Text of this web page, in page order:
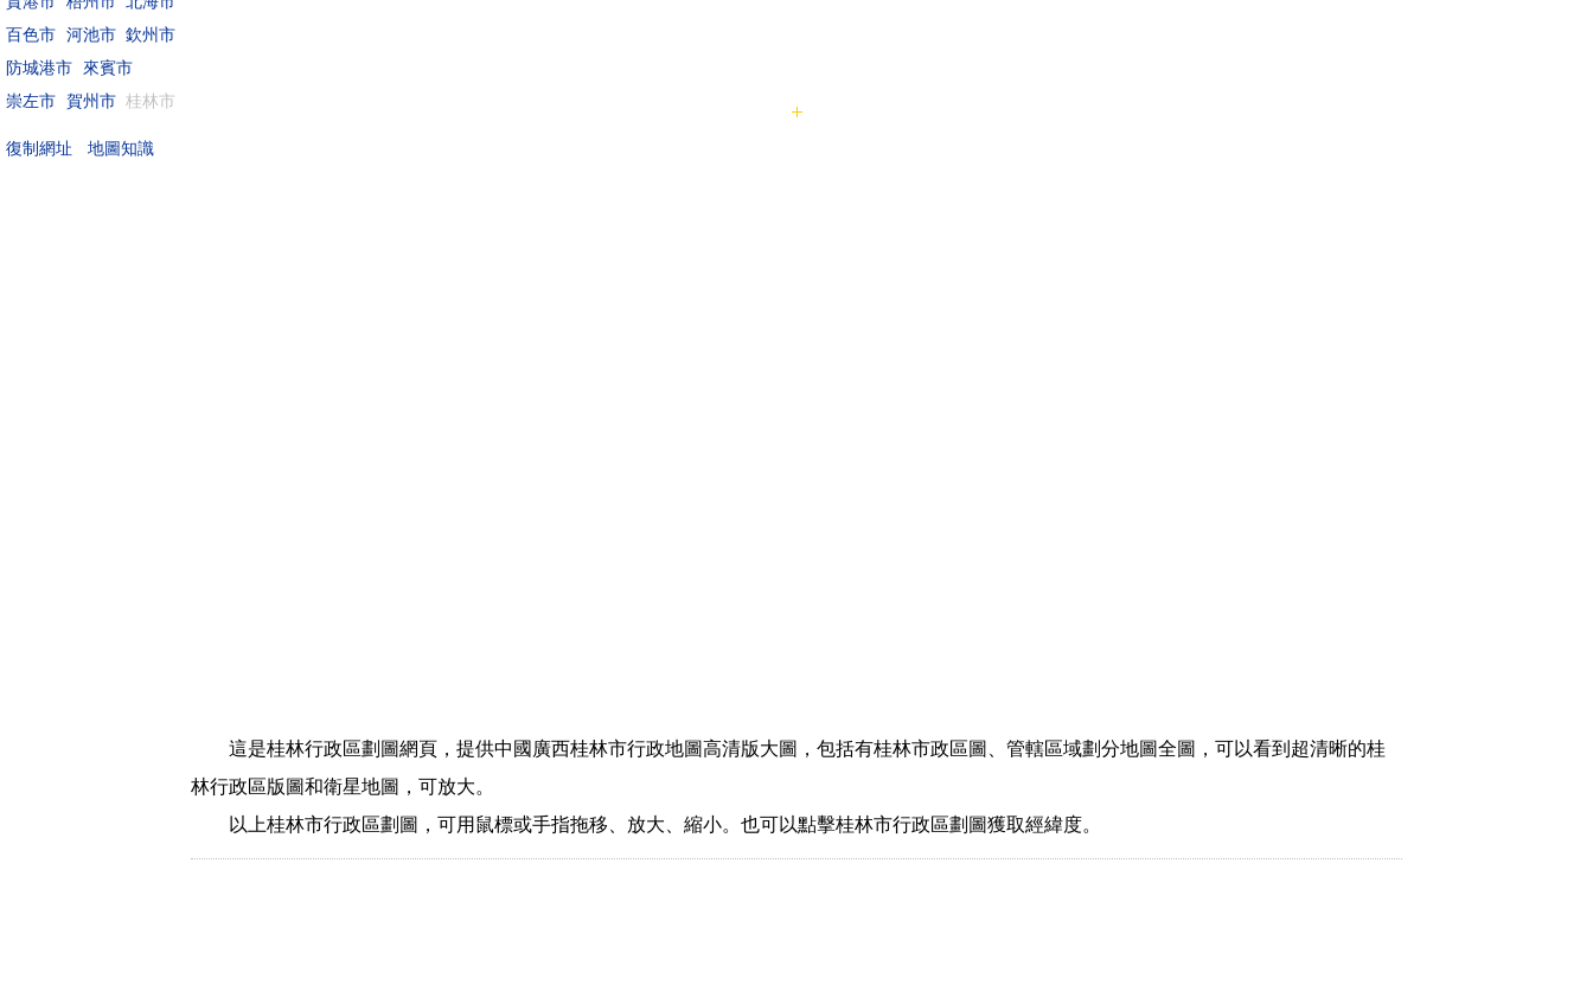
百色市 河池市 欽州市
防城港市 來賓市
崇左市 賀州市 桂林市
地圖知識
這是桂林行政區劃圖網頁，提供中國廣西桂林市行政地圖高清版大圖，包括有桂林市政區圖、管轄區域劃分地圖全圖，可以看到超清晰的桂
林行政區版圖和衛星地圖，可放大。
以上桂林市行政區劃圖，可用鼠標或手指拖移、放大、縮小。也可以點擊桂林市行政區劃圖獲取經緯度。